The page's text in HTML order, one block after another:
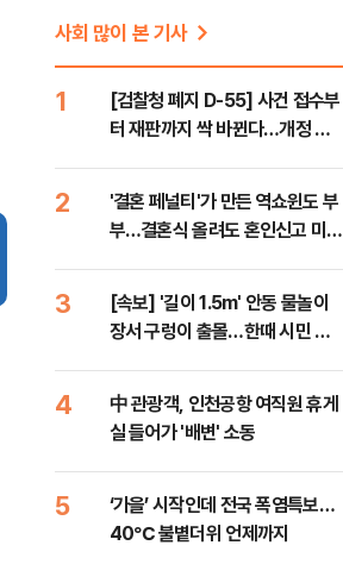
사회 많이 본 기사
1
[검찰청 폐지 D-55] 사건 접수부
터 재판까지 싹 바뀐다…개정 형
2
'결혼 페널티'가 만든 역쇼윈도 부
부…결혼식 올려도 혼인신고 미룬
3
[속보] '길이 1.5m' 안동 물놀이
장서 구렁이 출몰…한때 시민 대
4
中 관광객, 인천공항 여직원 휴게
실 들어가 '배변' 소동
5
‘가을’ 시작인데 전국 폭염특보…
40℃ 불볕더위 언제까지